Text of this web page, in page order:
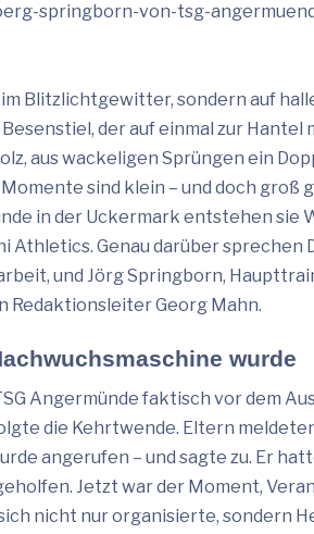
springborn-von-tsg-
Blitzlichtgewitter, sondern auf
der auf einmal zur Hantel
aus wackeligen Sprüngen ein
sind klein – und doch groß
in der Uckermark entstehen sie
Genau darüber sprechen
und Jörg Springborn,
Redaktionsleiter Georg Mahn.
wurde
Angermünde faktisch vor dem
die Kehrtwende. Eltern
angerufen – und sagte zu. Er
Jetzt war der Moment,
nicht nur organisierte, sondern